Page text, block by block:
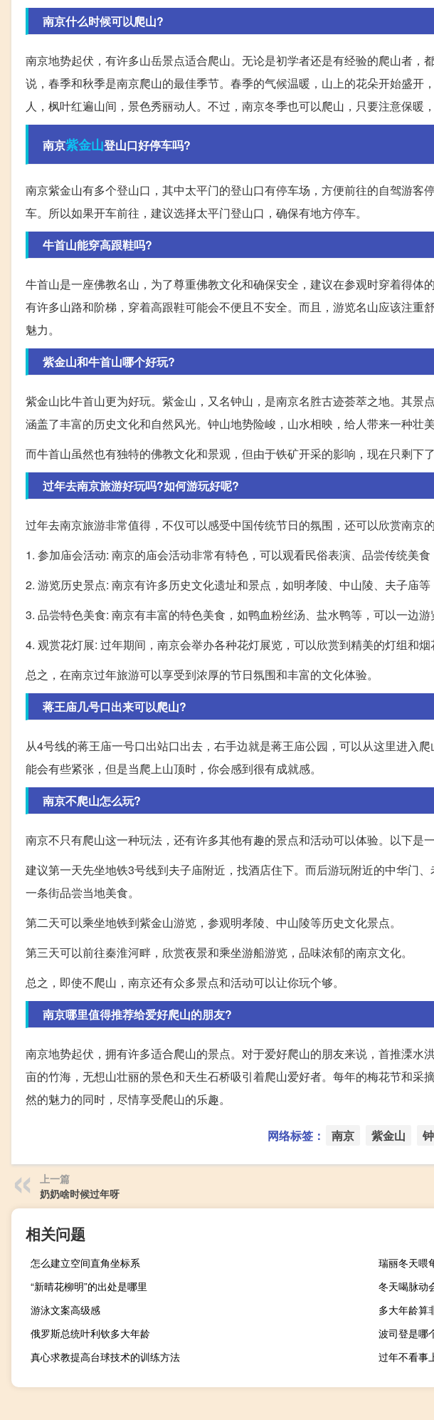
南京什么时候可以爬山?
南京地势起伏，有许多山岳景点适合爬山。无论是初学者还是有经验的爬山者，
说，春季和秋季是南京爬山的最佳季节。春季的气候温暖，山上的花朵开始盛开
人，枫叶红遍山间，景色秀丽动人。不过，南京冬季也可以爬山，只要注意保暖
南京紫金山登山口好停车吗?
南京紫金山有多个登山口，其中太平门的登山口有停车场，方便前往的自驾游客
车。所以如果开车前往，建议选择太平门登山口，确保有地方停车。
牛首山能穿高跟鞋吗?
牛首山是一座佛教名山，为了尊重佛教文化和确保安全，建议在参观时穿着得体
有许多山路和阶梯，穿着高跟鞋可能会不便且不安全。而且，游览名山应该注重
魅力。
紫金山和牛首山哪个好玩?
紫金山比牛首山更为好玩。紫金山，又名钟山，是南京名胜古迹荟萃之地。其景
涵盖了丰富的历史文化和自然风光。钟山地势险峻，山水相映，给人带来一种壮美
而牛首山虽然也有独特的佛教文化和景观，但由于铁矿开采的影响，现在只剩下
过年去南京旅游好玩吗?如何游玩好呢?
过年去南京旅游非常值得，不仅可以感受中国传统节日的氛围，还可以欣赏南京
1. 参加庙会活动: 南京的庙会活动非常有特色，可以观看民俗表演、品尝传统美食
2. 游览历史景点: 南京有许多历史文化遗址和景点，如明孝陵、中山陵、夫子庙等
3. 品尝特色美食: 南京有丰富的特色美食，如鸭血粉丝汤、盐水鸭等，可以一边游
4. 观赏花灯展: 过年期间，南京会举办各种花灯展览，可以欣赏到精美的灯组和烟
总之，在南京过年旅游可以享受到浓厚的节日氛围和丰富的文化体验。
蒋王庙几号口出来可以爬山?
从4号线的蒋王庙一号口出站口出去，右手边就是蒋王庙公园，可以从这里进入
能会有些紧张，但是当爬上山顶时，你会感到很有成就感。
南京不爬山怎么玩?
南京不只有爬山这一种玩法，还有许多其他有趣的景点和活动可以体验。以下是
建议第一天先坐地铁3号线到夫子庙附近，找酒店住下。而后游玩附近的中华门
一条街品尝当地美食。
第二天可以乘坐地铁到紫金山游览，参观明孝陵、中山陵等历史文化景点。
第三天可以前往秦淮河畔，欣赏夜景和乘坐游船游览，品味浓郁的南京文化。
总之，即使不爬山，南京还有众多景点和活动可以让你玩个够。
南京哪里值得推荐给爱好爬山的朋友?
南京地势起伏，拥有许多适合爬山的景点。对于爱好爬山的朋友来说，首推溧水
亩的竹海，无想山壮丽的景色和天生石桥吸引着爬山爱好者。每年的梅花节和采
然的魅力的同时，尽情享受爬山的乐趣。
网络标签： 南京 紫金山
上一篇
奶奶啥时候过年呀
相关问题
怎么建立空间直角坐标系
瑞丽冬天喂
“新晴花柳明”的出处是哪里
冬天喝脉动
游泳文案高级感
多大年龄算
俄罗斯总统叶利钦多大年龄
波司登是哪
真心求教提高台球技术的训练方法
过年不看事